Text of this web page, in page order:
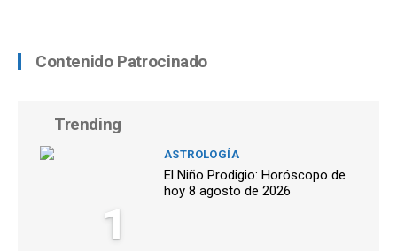
Contenido Patrocinado
Trending
1
ASTROLOGÍA
El Niño Prodigio: Horóscopo de
hoy 8 agosto de 2026